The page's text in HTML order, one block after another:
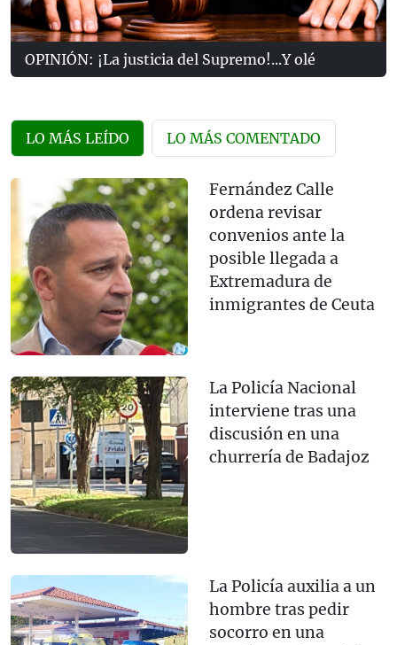
OPINIÓN: ¡La justicia del Supremo!...Y olé
LO MÁS LEÍDO LO MÁS COMENTADO
Fernández Calle
ordena revisar
convenios ante la
posible llegada a
Extremadura de
inmigrantes de Ceuta
La Policía Nacional
interviene tras una
discusión en una
churrería de Badajoz
La Policía auxilia a un
hombre tras pedir
socorro en una